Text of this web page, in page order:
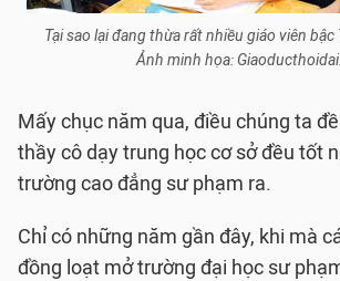
Tại sao lại đang thừa rất nhiều giáo viên
Ảnh minh họa:
Mấy chục năm qua, điều chúng ta
thầy cô dạy trung học cơ sở đều tốt
trường cao đẳng sư phạm ra.
Chỉ có những năm gần đây, khi mà
đồng loạt mở trường đại học sư